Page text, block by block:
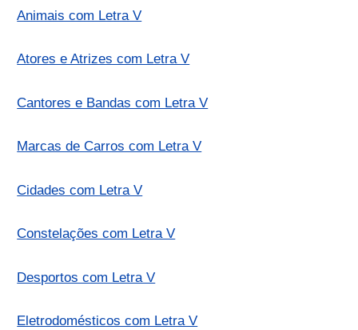
Animais com Letra V
Atores e Atrizes com Letra V
Cantores e Bandas com Letra V
Marcas de Carros com Letra V
Cidades com Letra V
Constelações com Letra V
Desportos com Letra V
Eletrodomésticos com Letra V